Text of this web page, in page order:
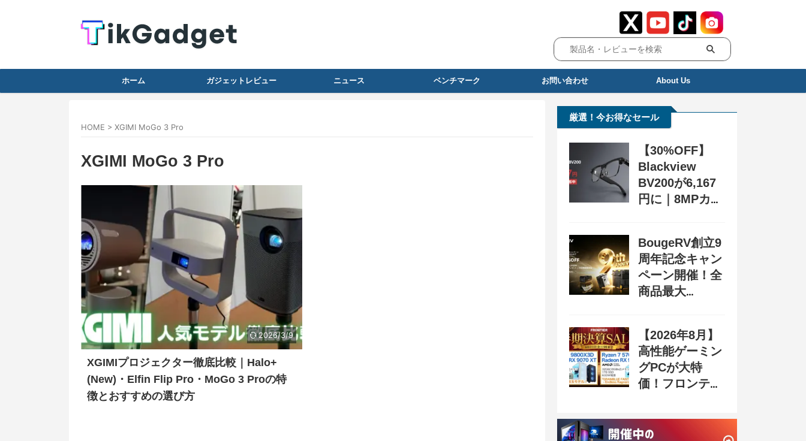
ホーム ガジェットレビュー ニュース ベンチマーク お問い合わせ About Us
HOME > XGIMI MoGo 3 Pro
XGIMI MoGo 3 Pro
2026/3/9
XGIMIプロジェクター徹底比較｜Halo+
(New)・Elfin Flip Pro・MoGo 3 Proの特
徴とおすすめの選び方
厳選！今お得なセール
【30%OFF】
Blackview
BV200が6,167
円に｜8MPカメ
ン配布中
BougeRV創立9
周年記念キャン
ペーン開催！全
商品最大
31日まで
【2026年8月】
高性能ゲーミン
グPCが大特
価！フロンティ
SALE 奥義』開
催、セール情報